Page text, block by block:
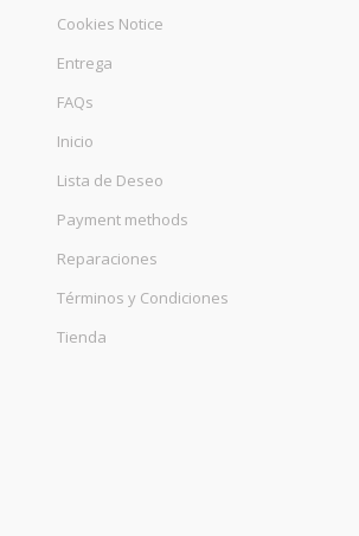
Cookies Notice
Entrega
FAQs
Inicio
Lista de Deseo
Payment methods
Reparaciones
Términos y Condiciones
Tienda